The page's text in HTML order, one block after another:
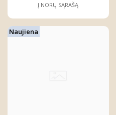
Į NORŲ SĄRAŠĄ
Naujiena